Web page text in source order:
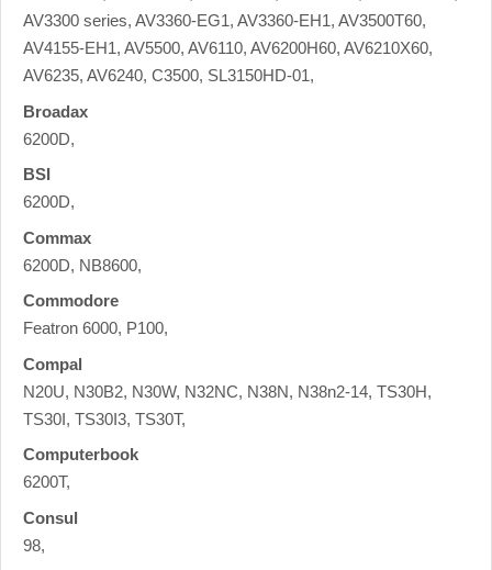
AV3300 series, AV3360-EG1, AV3360-EH1, AV3500T60,
AV4155-EH1, AV5500, AV6110, AV6200H60, AV6210X60,
AV6235, AV6240, C3500, SL3150HD-01,
Broadax
6200D,
BSI
6200D,
Commax
6200D, NB8600,
Commodore
Featron 6000, P100,
Compal
N20U, N30B2, N30W, N32NC, N38N, N38n2-14, TS30H,
TS30I, TS30I3, TS30T,
Computerbook
6200T,
Consul
98,